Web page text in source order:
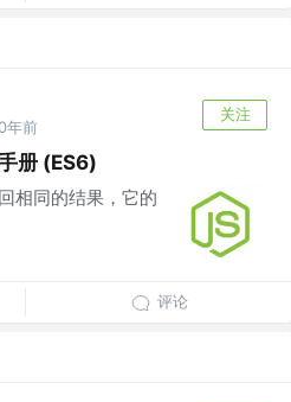
年前
关注
册 (ES6)
相同的结果，它的
评论